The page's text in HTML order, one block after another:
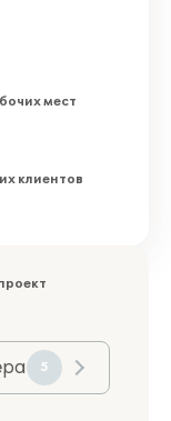
мест
клиентов
5